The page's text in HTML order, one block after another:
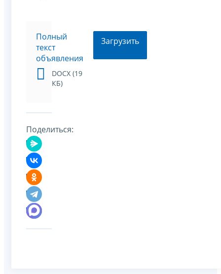
Полный
текст
объявления
DOCX (19
КБ)
Загрузить
Поделиться: